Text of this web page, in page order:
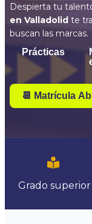
Despierta tu
en Valladolid te
buscan las marcas.
Prácticas
📆 Matrícula
Grado superior